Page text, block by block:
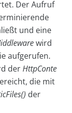
Der Aufruf
und eine
wird
aufgerufen.
derHttpConte
die mit
der